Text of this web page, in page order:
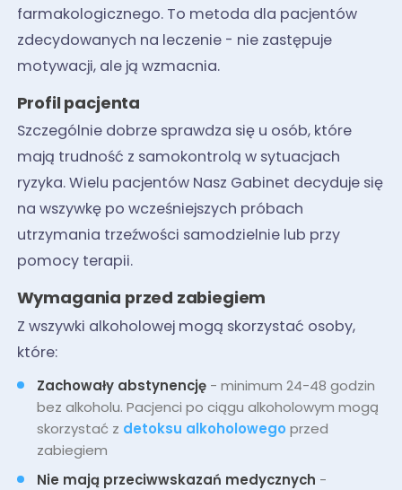
farmakologicznego. To metoda dla pacjentów
zdecydowanych na leczenie - nie zastępuje
motywacji, ale ją wzmacnia.
Profil pacjenta
Szczególnie dobrze sprawdza się u osób, które
mają trudność z samokontrolą w sytuacjach
ryzyka. Wielu pacjentów Nasz Gabinet decyduje się
na wszywkę po wcześniejszych próbach
utrzymania trzeźwości samodzielnie lub przy
pomocy terapii.
Wymagania przed zabiegiem
Z wszywki alkoholowej mogą skorzystać osoby,
które:
Zachowały abstynencję - minimum 24-48 godzin
bez alkoholu. Pacjenci po ciągu alkoholowym mogą
skorzystać z detoksu alkoholowego przed
zabiegiem
Nie mają przeciwwskazań medycznych -